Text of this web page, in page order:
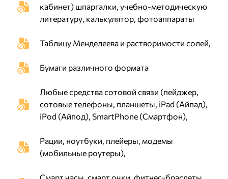
кабинет) шпаргалки, учебно-методическую
литературу, калькулятор, фотоаппараты
Таблицу Менделеева и растворимости солей,
Бумаги различного формата
Любые средства сотовой связи (пейджер,
сотовые телефоны, планшеты, iPad (Айпад),
iPod (Айпод), SmartPhone (Смартфон),
Рации, ноутбуки, плейеры, модемы
(мобильные роутеры),